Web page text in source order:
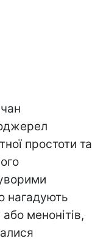
простоти та
нагадують
менонітів,